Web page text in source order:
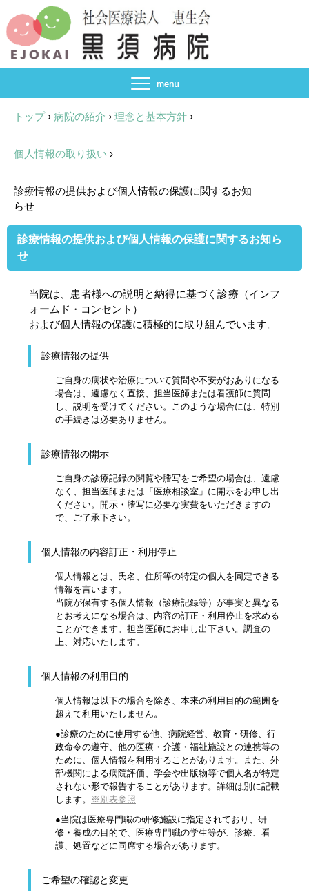
トップ › 病院の紹介 › 理念と基本方針 ›
個人情報の取り扱い ›
診療情報の提供および個人情報の保護に関するお知
らせ
診療情報の提供および個人情報の保護に関するお知ら
せ
当院は、患者様への説明と納得に基づく診療（インフ
ォームド・コンセント）
および個人情報の保護に積極的に取り組んでいます。
診療情報の提供
ご自身の病状や治療について質問や不安がおありになる
場合は、遠慮なく直接、担当医師または看護師に質問
し、説明を受けてください。このような場合には、特別
の手続きは必要ありません。
診療情報の開示
ご自身の診療記録の閲覧や謄写をご希望の場合は、遠慮
なく、担当医師または「医療相談室」に開示をお申し出
ください。開示・謄写に必要な実費をいただきますの
で、ご了承下さい。
個人情報の内容訂正・利用停止
個人情報とは、氏名、住所等の特定の個人を同定できる
情報を言います。
当院が保有する個人情報（診療記録等）が事実と異なる
とお考えになる場合は、内容の訂正・利用停止を求める
ことができます。担当医師にお申し出下さい。調査の
上、対応いたします。
個人情報の利用目的
個人情報は以下の場合を除き、本来の利用目的の範囲を
超えて利用いたしません。
●診療のために使用する他、病院経営、教育・研修、行
政命令の遵守、他の医療・介護・福祉施設との連携等の
ために、個人情報を利用することがあります。また、外
部機関による病院評価、学会や出版物等で個人名が特定
されない形で報告することがあります。詳細は別に記載
します。
※別表参照
●当院は医療専門職の研修施設に指定されており、研
修・養成の目的で、医療専門職の学生等が、診療、看
護、処置などに同席する場合があります。
ご希望の確認と変更